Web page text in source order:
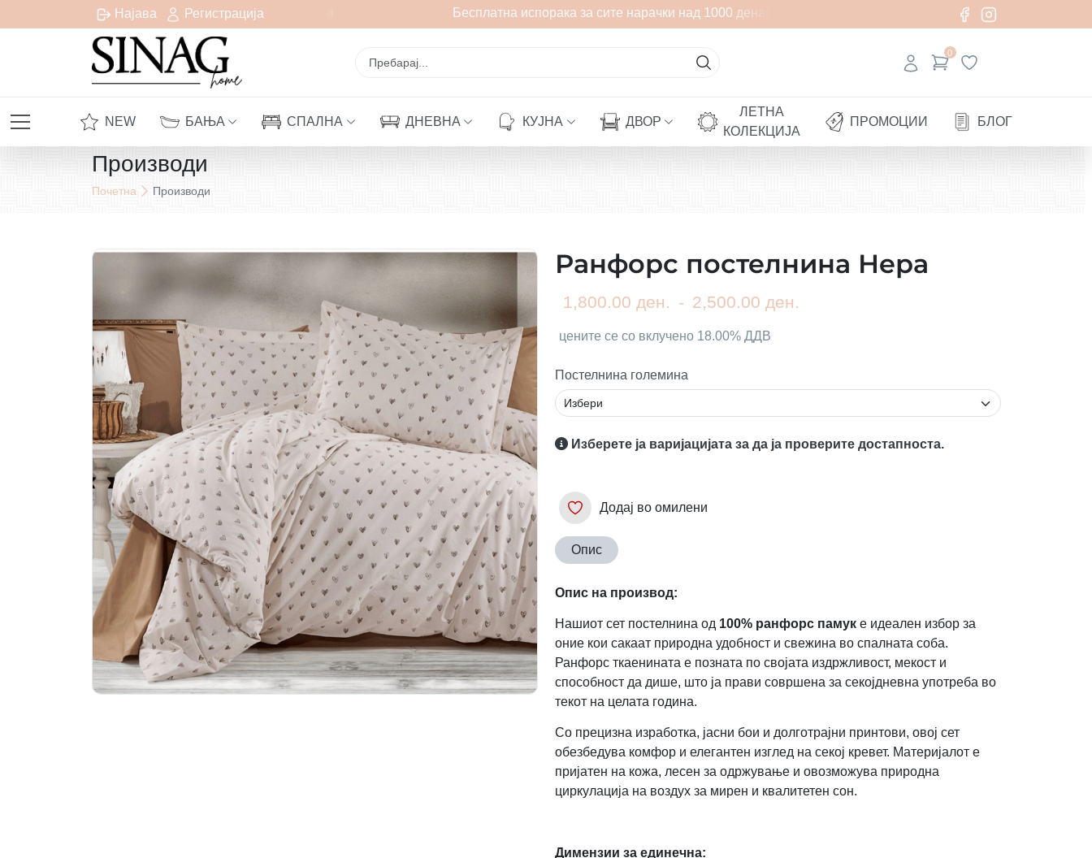
Најава Регистрација
испорака за сите нарачки над 1000 денари Бесплатна испорака за сите нарачки над 1000 денари
0
NEW БАЊА СПАЛНА ДНЕВНА КУЈНА ДВОР
ЛЕТНА
КОЛЕКЦИЈА
ПРОМОЦИИ БЛОГ
Производи
Почетна Производи
Ранфорс постелнина Нера
1,800.00 ден. - 2,500.00 ден.
цените се со вклучено 18.00% ДДВ
Постелнина големина
Изберете ја варијацијата за да ја проверите достапноста.
Додај во омилени
Опис
Опис на производ:
Нашиот сет постелнина од 100% ранфорс памуке идеален избор за
оние кои сакаат природна удобност и свежина во спалната соба.
Ранфорс ткаенината е позната по својата издржливост, мекост и
способност да дише, што ја прави совршена за секојдневна употреба во
текот на целата година.
Со прецизна изработка, јасни бои и долготрајни принтови, овој сет
обезбедува комфор и елегантен изглед на секој кревет. Материјалот е
пријатен на кожа, лесен за одржување и овозможува природна
циркулација на воздух за мирен и квалитетен сон.
Димензии за единечна: